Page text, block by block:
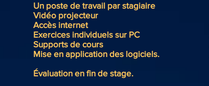
Un poste de travail par stagiaire
Vidéo projecteur
Accès internet
Exercices individuels sur PC
Supports de cours
Mise en application des logiciels.
Évaluation en fin de stage.